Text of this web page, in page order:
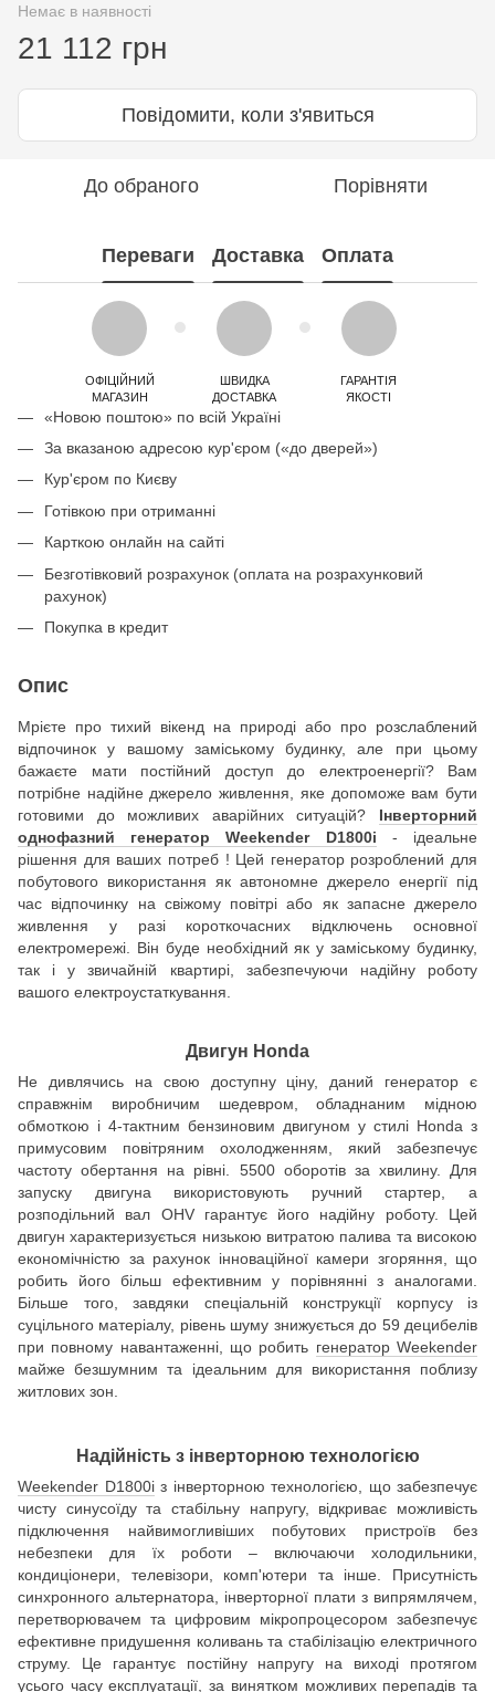
Немає в наявності
21 112 грн
Повідомити, коли з'явиться
До обраного Порівняти
Переваги Доставка Оплата
ОФІЦІЙНИЙ
МАГАЗИН
ШВИДКА
ДОСТАВКА
ГАРАНТІЯ
ЯКОСТІ
«Новою поштою» по всій Україні
За вказаною адресою кур'єром («до дверей»)
Кур'єром по Києву
Готівкою при отриманні
Карткою онлайн на сайті
Безготівковий розрахунок (оплата на розрахунковий
рахунок)
Покупка в кредит
Опис
Мрієте про тихий вікенд на природі або про розслаблений
відпочинок у вашому заміському будинку, але при цьому
бажаєте мати постійний доступ до електроенергії? Вам
потрібне надійне джерело живлення, яке допоможе вам бути
готовими до можливих аварійних ситуацій? Інверторний
однофазний генератор Weekender D1800i - ідеальне
рішення для ваших потреб ! Цей генератор розроблений для
побутового використання як автономне джерело енергії під
час відпочинку на свіжому повітрі або як запасне джерело
живлення у разі короткочасних відключень основної
електромережі. Він буде необхідний як у заміському будинку,
так і у звичайній квартирі, забезпечуючи надійну роботу
вашого електроустаткування.
Двигун Honda
Не дивлячись на свою доступну ціну, даний генератор є
справжнім виробничим шедевром, обладнаним мідною
обмоткою і 4-тактним бензиновим двигуном у стилі Honda з
примусовим повітряним охолодженням, який забезпечує
частоту обертання на рівні. 5500 оборотів за хвилину. Для
запуску двигуна використовують ручний стартер, а
розподільний вал OHV гарантує його надійну роботу. Цей
двигун характеризується низькою витратою палива та високою
економічністю за рахунок інноваційної камери згоряння, що
робить його більш ефективним у порівнянні з аналогами.
Більше того, завдяки спеціальній конструкції корпусу із
суцільного матеріалу, рівень шуму знижується до 59 децибелів
при повному навантаженні, що робить генератор Weekender
майже безшумним та ідеальним для використання поблизу
житлових зон.
Надійність з інверторною технологією
Weekender D1800iз інверторною технологією, що забезпечує
чисту синусоїду та стабільну напругу, відкриває можливість
підключення найвимогливіших побутових пристроїв без
небезпеки для їх роботи – включаючи холодильники,
кондиціонери, телевізори, комп'ютери та інше. Присутність
синхронного альтернатора, інверторної плати з випрямлячем,
перетворювачем та цифровим мікропроцесором забезпечує
ефективне придушення коливань та стабілізацію електричного
струму. Це гарантує постійну напругу на виході протягом
усього часу експлуатації, за винятком можливих перепадів та